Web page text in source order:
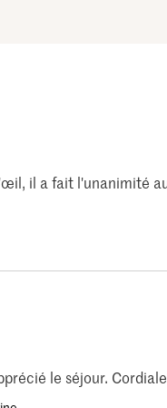
il a fait l'unanimité
le séjour.